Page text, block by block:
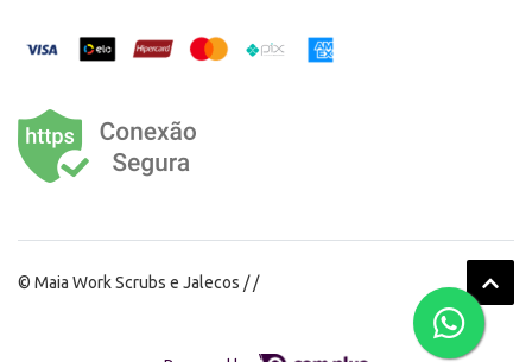
© Maia Work Scrubs e Jalecos / /